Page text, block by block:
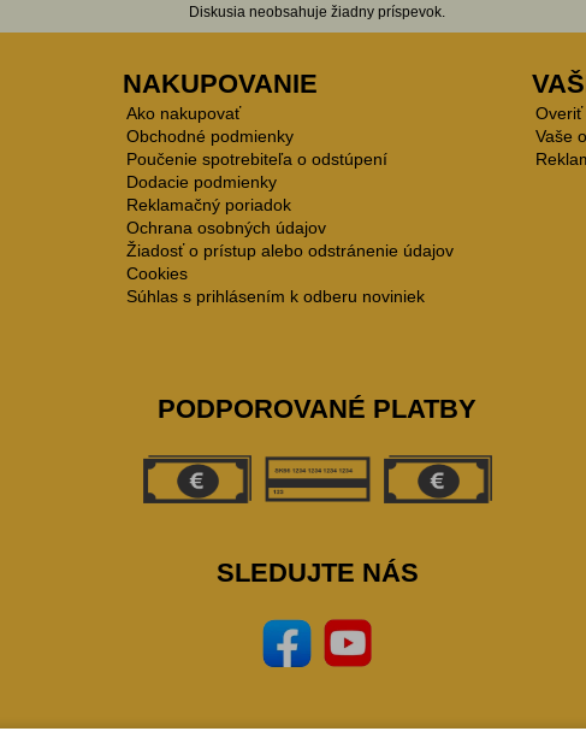
Diskusia neobsahuje žiadny príspevok.
NAKUPOVANIE
Ako nakupovať
Obchodné podmienky
Poučenie spotrebiteľa o odstúpení
Dodacie podmienky
Reklamačný poriadok
Ochrana osobných údajov
Žiadosť o prístup alebo odstránenie údajov
Cookies
Súhlas s prihlásením k odberu noviniek
Overiť
Vaše
PODPOROVANÉ PLATBY
SLEDUJTE NÁS